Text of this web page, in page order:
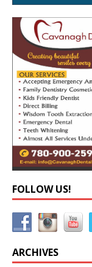
FOLLOW US!
ARCHIVES